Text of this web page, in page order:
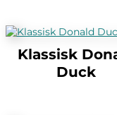
Klassisk
Duck